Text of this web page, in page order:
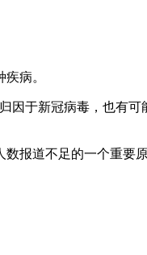
病。
因于新冠病毒，也有
报道不足的一个重要原